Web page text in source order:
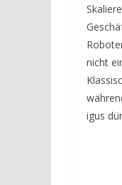
nicht
igus